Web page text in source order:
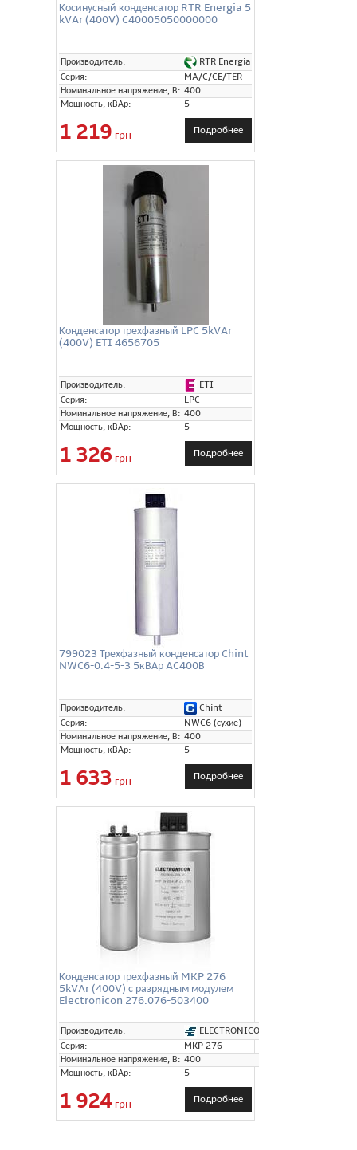
Косинусный конденсатор RTR Energia 5
kVAr (400V) C40005050000000
Производитель:
RTR Energia
Серия:
MA/C/CE/TER
Номинальное напряжение, В: 400
Мощность, кВАр:
5
1 219 грн Подробнее
Конденсатор трехфазный LPC 5kVAr
(400V) ETI 4656705
Производитель:
ETI
Серия:
LPC
Номинальное напряжение, В: 400
Мощность, кВАр:
5
1 326 грн Подробнее
799023 Трехфазный конденсатор Chint
NWC6-0.4-5-3 5кВАр AC400В
Производитель:
Chint
Серия:
NWC6 (сухие)
Номинальное напряжение, В: 400
Мощность, кВАр:
5
1 633 грн Подробнее
Конденсатор трехфазный MKP 276
5kVAr (400V) с разрядным модулем
Electronicon 276.076-503400
Производитель:
ELECTRONICON
Серия:
MKP 276
Номинальное напряжение, В: 400
Мощность, кВАр:
5
1 924грн Подробнее